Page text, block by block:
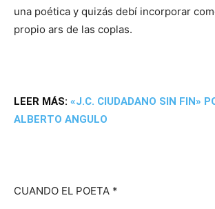
una poética y quizás debí incorporar
propio ars de las coplas.
LEER MÁS: «J.C. CIUDADANO SIN FIN»
ALBERTO ANGULO
CUANDO EL POETA *